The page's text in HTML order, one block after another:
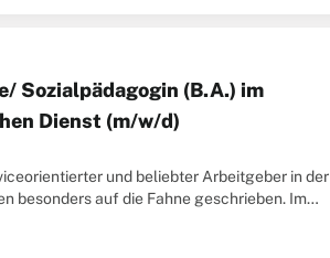
Sozialpädagogin (B.A.) im
Dienst (m/w/d)
und beliebter Arbeitgeber in der
besonders auf die Fahne geschrieben. Im